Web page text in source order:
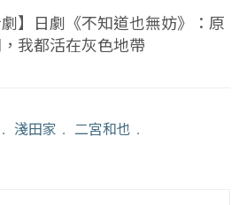
劇】日劇《不知道也無妨》：原
我都活在灰色地帶
﹒ 淺田家 ﹒ 二宮和也 ﹒